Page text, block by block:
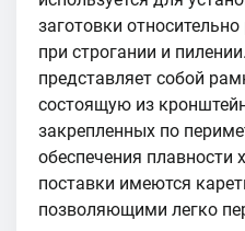
заготовки
при строгании и
представляет собой
состоящую из
закрепленных по
обеспечения плавности
поставки имеются
позволяющими легко